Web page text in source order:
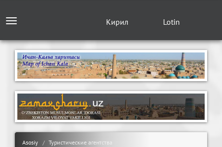
Кирил Lotin
Toggle
Asosiy Туристические агентства